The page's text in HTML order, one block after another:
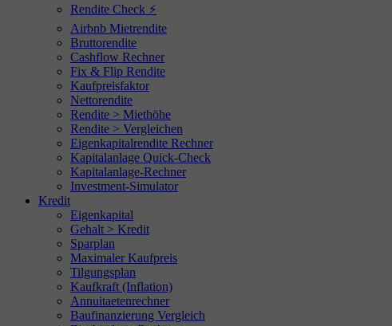
Rendite Check ⚡
Airbnb Mietrendite
Bruttorendite
Cashflow Rechner
Fix & Flip Rendite
Kaufpreisfaktor
Nettorendite
Rendite > Miethöhe
Rendite > Vergleichen
Eigenkapitalrendite Rechner
Kapitalanlage Quick-Check
Kapitalanlage-Rechner
Investment-Simulator
Kredit
Eigenkapital
Gehalt > Kredit
Sparplan
Maximaler Kaufpreis
Tilgungsplan
Kaufkraft (Inflation)
Annuitaetenrechner
Baufinanzierung Vergleich